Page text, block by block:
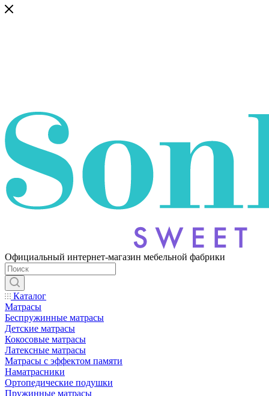
Официальный интернет-магазин мебельной фабрики
Каталог
Матрасы
Беспружинные матрасы
Детские матрасы
Кокосовые матрасы
Латексные матрасы
Матрасы с эффектом памяти
Наматрасники
Ортопедические подушки
Пружинные матрасы